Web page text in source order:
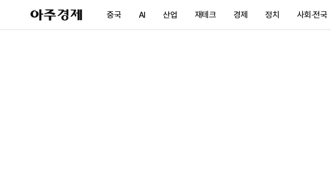
아
주
제
중국 AI 산업 재테크 경제 정치 사회·전국